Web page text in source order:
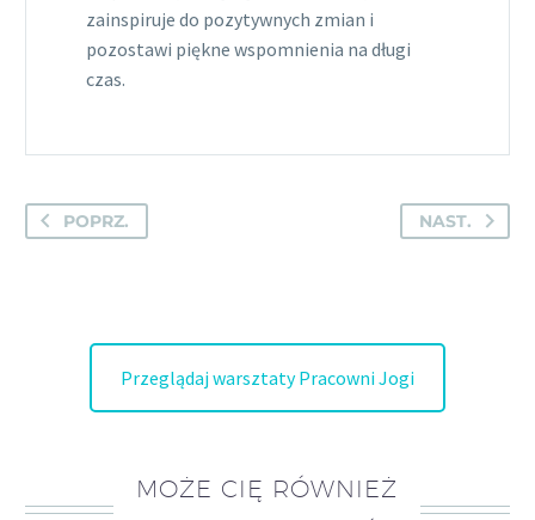
zainspiruje do pozytywnych zmian i
pozostawi piękne wspomnienia na długi
czas.
POPRZ. NAST.
Przeglądaj warsztaty Pracowni Jogi
MOŻE CIĘ RÓWNIEŻ